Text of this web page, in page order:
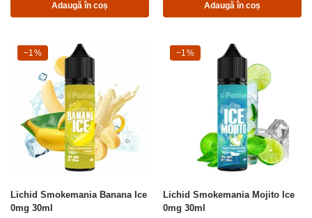
Adaugă în coș Adaugă în coș
-1%
−1%
Lichid Smokemania Banana Ice
0mg 30ml
-1%
−1%
Lichid Smokemania Mojito Ice
0mg 30ml